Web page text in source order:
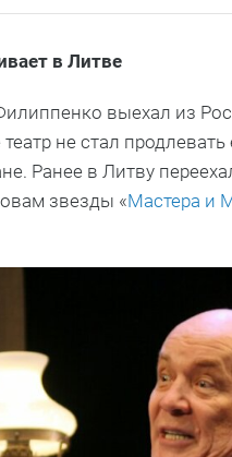
в Литве
выехал из
не стал продлевать
Ранее в Литву
звезды «Мастера и